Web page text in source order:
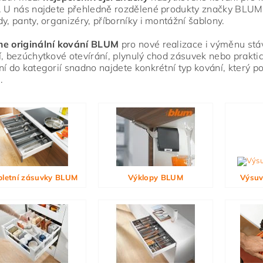
hodnocení souhlasíte s podmínkami ochrany osobních údajů
U nás najdete přehledně rozdělené produkty značky
panty, organizéry, příborníky i montážní šablony.
originální kování BLUM pro nové realizace i výměnu
bezúchytkové otevírání, plynulý chod zásuvek nebo
do kategorií snadno najdete konkrétní typ kování, který
zásuvky BLUM Výklopy BLUM